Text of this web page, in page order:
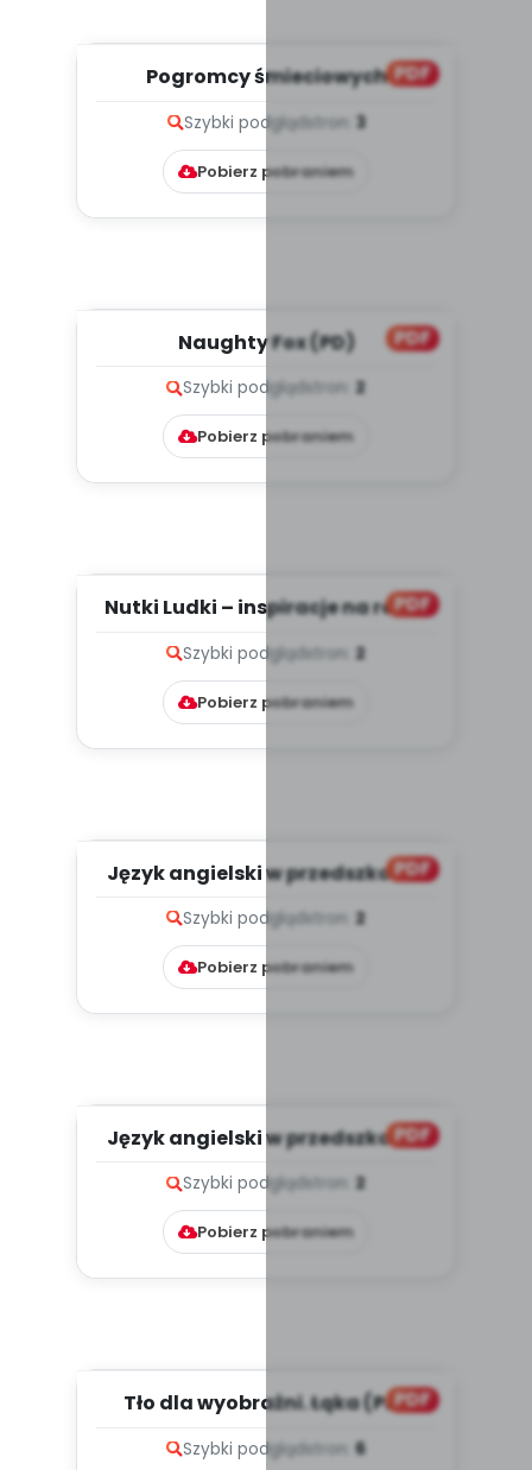
PDF
Pogromcy śmieciowych
Szybki podglądstron: 3
Pobierz pobraniem
PDF
Naughty Fox (PD)
Szybki podglądstron: 2
Pobierz pobraniem
PDF
Nutki Ludki – inspiracje na różne
Szybki podglądstron: 2
Pobierz pobraniem
PDF
Język angielski w przedszkolu –
Szybki podglądstron: 2
Pobierz pobraniem
PDF
Język angielski w przedszkolu –
Szybki podgląd stron: 2
Pobierz pobraniem
PDF
Tło dla wyobraźni. Łąka (PD)
Szybki podglądstron: 6